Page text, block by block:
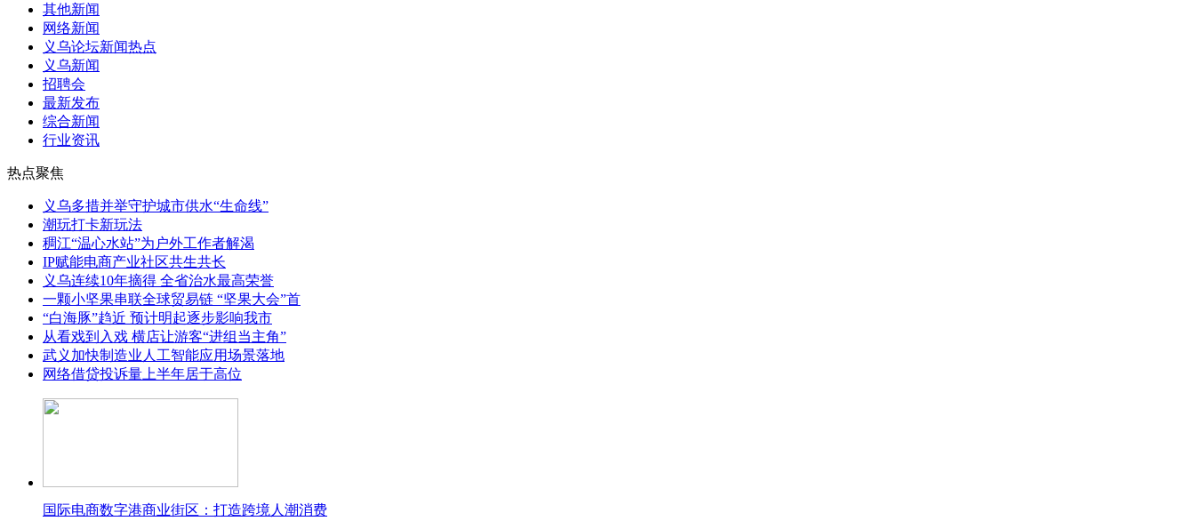
其他新闻
网络新闻
义乌论坛新闻热点
义乌新闻
招聘会
最新发布
综合新闻
行业资讯
热点聚焦
义乌多措并举守护城市供水“生命线”
潮玩打卡新玩法
稠江“温心水站”为户外工作者解渴
IP赋能电商产业社区共生共长
义乌连续10年摘得 全省治水最高荣誉
一颗小坚果串联全球贸易链 “坚果大会”首
“白海豚”趋近 预计明起逐步影响我市
从看戏到入戏 横店让游客“进组当主角”
武义加快制造业人工智能应用场景落地
网络借贷投诉量上半年居于高位
国际电商数字港商业街区：打造跨境人潮消费